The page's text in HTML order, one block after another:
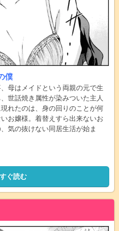
僕
母はメイドという両親の元で生
、世話焼き属性が染みついた主人
れたのは、身の回りのことが何
お嬢様。着替えすら出来ないお
気の抜けない同居生活が始ま
ぐ読む